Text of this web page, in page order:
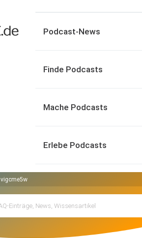
Podcast-News
Finde Podcasts
Mache Podcasts
Erlebe Podcasts
vigcme5w